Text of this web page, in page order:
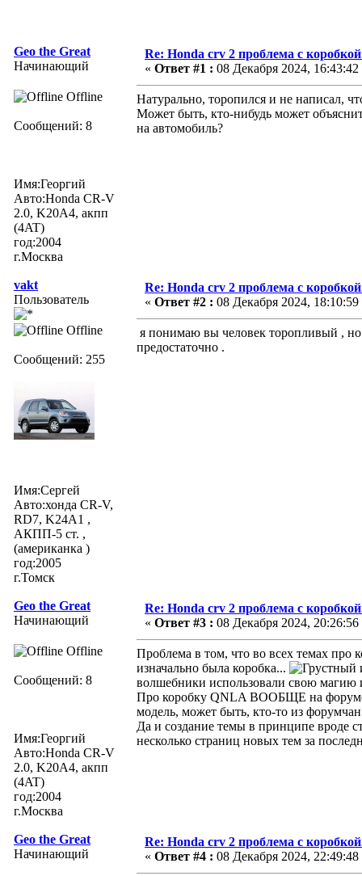
Geo the Great
Начинающий
Offline
Сообщений: 8
Имя:Георгий
Авто:Honda CR-V
2.0, K20A4, акпп
(4AT)
год:2004
г.Москва
Re: Honda crv 2 проблема с
« Ответ #1 : 08 Декабря 2024, 16:43:42
Натурально, торопился и не написал,
Может быть, кто-нибудь может
на автомобиль?
vakt
Пользователь
Offline
Сообщений: 255
Имя:Сергей
Авто:хонда CR-V,
RD7, K24A1 ,
АКПП-5 ст. ,
(американка )
год:2005
г.Томск
Re: Honda crv 2 проблема с
« Ответ #2 : 08 Декабря 2024, 18:10:59
я понимаю вы человек торопливый ,
предостаточно .
Geo the Great
Начинающий
Offline
Сообщений: 8
Имя:Георгий
Авто:Honda CR-V
2.0, K20A4, акпп
(4AT)
год:2004
г.Москва
Re: Honda crv 2 проблема с
« Ответ #3 : 08 Декабря 2024, 20:26:56
Проблема в том, что во всех темах про
изначально была коробка...
волшебники использовали свою магию
Про коробку QNLA ВООБЩЕ на форуме
модель, может быть, кто-то из
Да и создание темы в принципе вроде
несколько страниц новых тем за
Geo the Great
Начинающий
Re: Honda crv 2 проблема с
« Ответ #4 : 08 Декабря 2024, 22:49:48